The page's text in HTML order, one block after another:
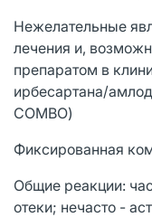
Нежелательные
лечения и,
препаратом в
ирбесартана/
COMBO)
Фиксированная
Общие реакции:
отеки; нечасто -